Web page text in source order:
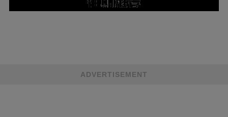
ADVERTISEMENT